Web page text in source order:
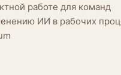
работе для команд
ИИ в рабочих